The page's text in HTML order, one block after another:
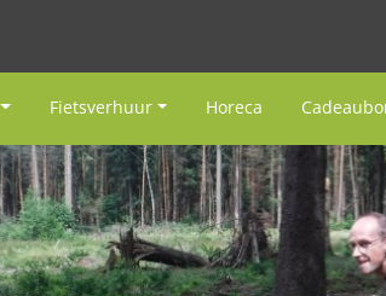
Fietsverhuur Horeca